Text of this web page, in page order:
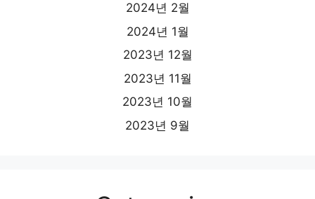
2024년 2월
2024년 1월
2023년 12월
2023년 11월
2023년 10월
2023년 9월